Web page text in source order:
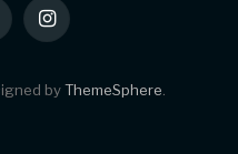
Instagram
byThemeSphere